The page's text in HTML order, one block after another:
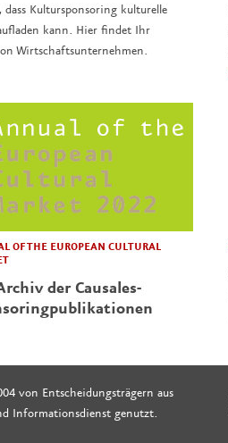
dass Kultursponsoring kulturelle
kann. Hier findet Ihr
Wirtschaftsunternehmen.
OF THE EUROPEAN CULTURAL
der Causales-
von Entscheidungsträgern aus
Informationsdienst genutzt.